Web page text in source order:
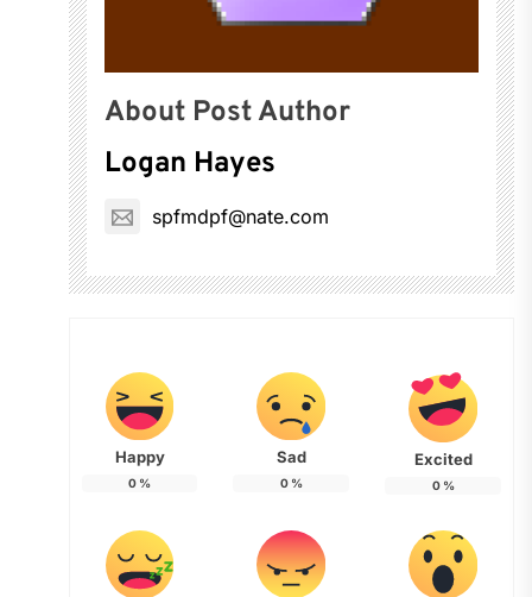
About Post Author
Logan Hayes
spfmdpf@nate.com
Happy
0 %
Sad
0%
Excited
0%